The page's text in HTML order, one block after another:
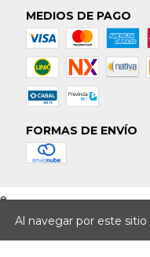
Al navegar por este sitio
MEDIOS DE PAGO
FORMAS DE ENVÍO